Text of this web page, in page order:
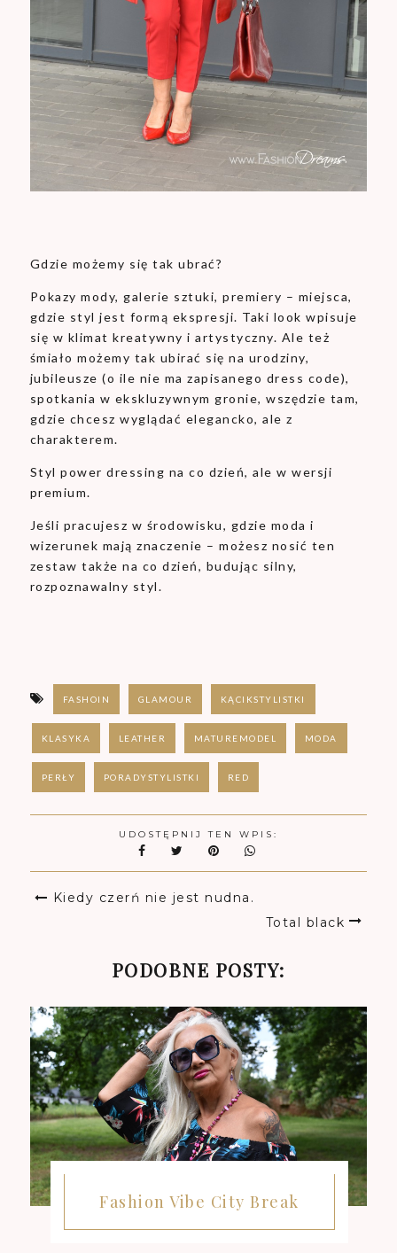
Gdzie możemy się tak ubrać?
Pokazy mody, galerie sztuki, premiery – miejsca,
gdzie styl jest formą ekspresji. Taki look wpisuje
się w klimat kreatywny i artystyczny. Ale też
śmiało możemy tak ubirać się na urodziny,
jubileusze (o ile nie ma zapisanego dress code),
spotkania w ekskluzywnym gronie, wszędzie tam,
gdzie chcesz wyglądać elegancko, ale z
charakterem.
Styl power dressing na co dzień, ale w wersji
premium.
Jeśli pracujesz w środowisku, gdzie moda i
wizerunek mają znaczenie – możesz nosić ten
zestaw także na co dzień, budując silny,
rozpoznawalny styl.
FASHOIN GLAMOUR KĄCIKSTYLISTKI
KLASYKA LEATHER MATUREMODEL MODA
PERŁY PORADYSTYLISTKI RED
UDOSTĘPNIJ TEN WPIS:
Kiedy czerń nie jest nudna.
Total black
PODOBNE POSTY:
Fashion Vibe City Break